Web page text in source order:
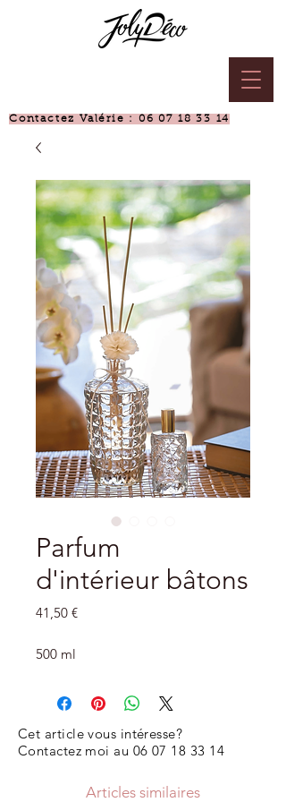
Contactez Valérie :06 07 18 33 14
Parfum
d'intérieur bâtons
41,50 €Prix
500 ml
Cet article vous intéresse?
Contactez moi au 06 07 18 33 14
Articles similaires